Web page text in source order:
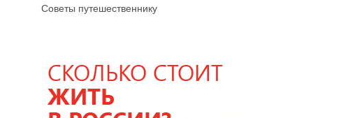
Советы путешественнику